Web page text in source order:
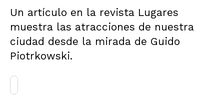
Un artículo en la revista Lugares
muestra las atracciones de nuestra
ciudad desde la mirada de Guido
Piotrkowski.